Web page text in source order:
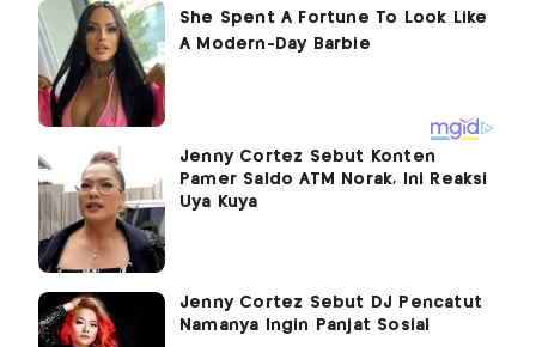
Jenny Cortez Sebut Konten
Pamer Saldo ATM Norak, Ini Reaksi
Uya Kuya
Jenny Cortez Sebut DJ Pencatut
Namanya Ingin Panjat Sosial